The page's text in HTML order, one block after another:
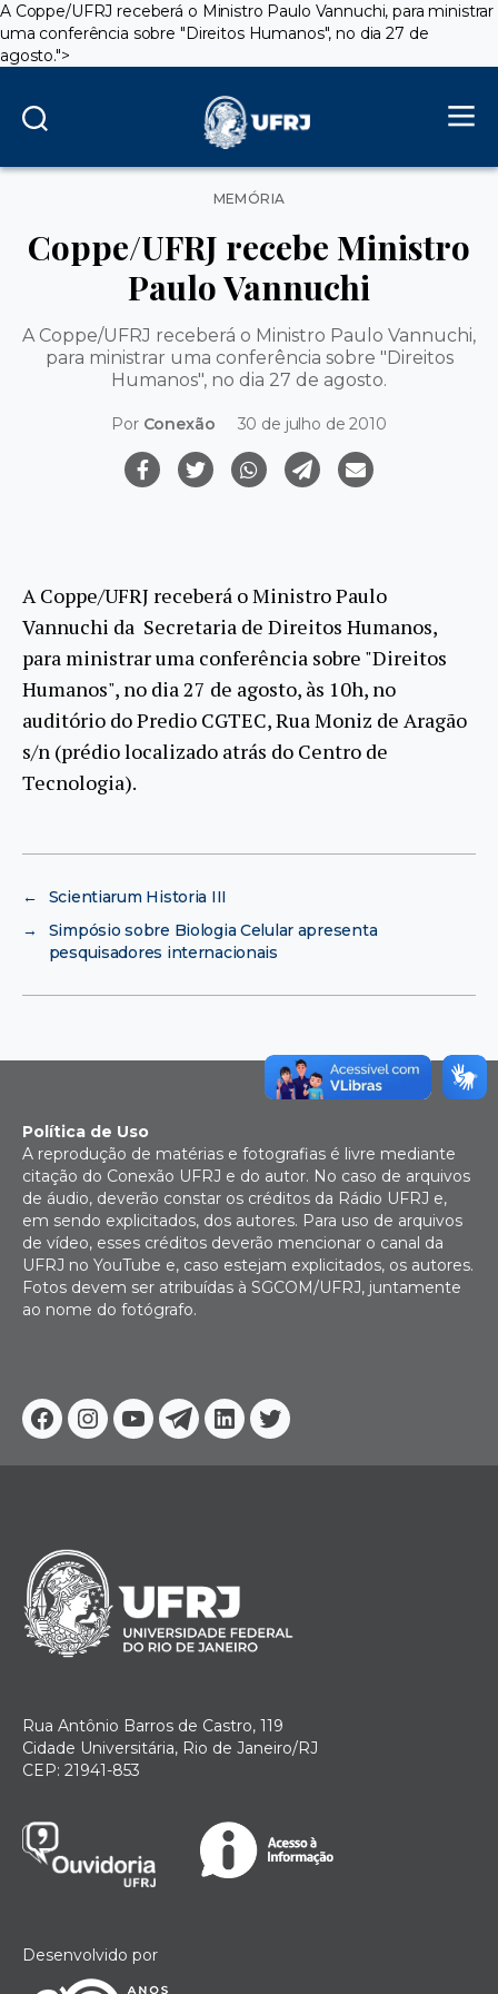
A Coppe/UFRJ receberá o Ministro Paulo Vannuchi, para ministrar
uma conferência sobre "Direitos Humanos", no dia 27 de
agosto.">
Categorias
MEMÓRIA
Coppe/UFRJ recebe Ministro
Paulo Vannuchi
A Coppe/UFRJ receberá o Ministro Paulo Vannuchi,
para ministrar uma conferência sobre "Direitos
Humanos", no dia 27 de agosto.
Por Conexão 30 de julho de 2010
A Coppe/UFRJ receberá o Ministro Paulo
Vannuchi da Secretaria de Direitos Humanos,
para ministrar uma conferência sobre "Direitos
Humanos", no dia 27 de agosto, às 10h, no
auditório do Predio CGTEC, Rua Moniz de Aragão
s/n (prédio localizado atrás do Centro de
Tecnologia).
←
Scientiarum Historia III
→
Simpósio sobre Biologia Celular apresenta
pesquisadores internacionais
Facebook
Instagram
YoutubeTelegram
Linkedin
Twitter
Política de Uso
A reprodução de matérias e fotografias é livre mediante
citação do Conexão UFRJ e do autor. No caso de arquivos
de áudio, deverão constar os créditos da Rádio UFRJ e,
em sendo explicitados, dos autores. Para uso de arquivos
de vídeo, esses créditos deverão mencionar o canal da
UFRJ no YouTube e, caso estejam explicitados, os autores.
Fotos devem ser atribuídas à SGCOM/UFRJ, juntamente
ao nome do fotógrafo.
Rua Antônio Barros de Castro, 119
Cidade Universitária, Rio de Janeiro/RJ
CEP: 21941-853
Desenvolvido por